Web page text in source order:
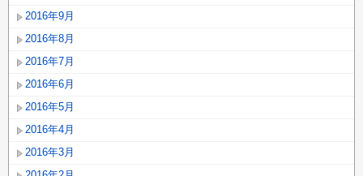
2016年9月
2016年8月
2016年7月
2016年6月
2016年5月
2016年4月
2016年3月